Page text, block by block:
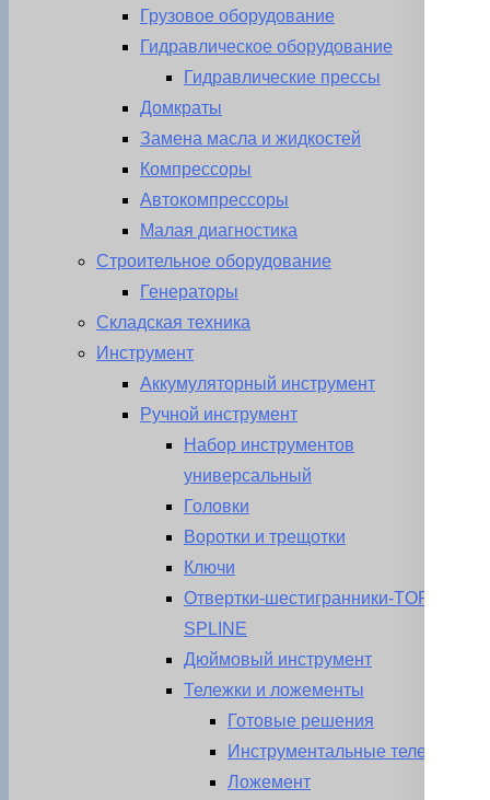
Грузовое оборудование
Гидравлическое оборудование
Гидравлические прессы
Домкраты
Замена масла и жидкостей
Компрессоры
Автокомпрессоры
Малая диагностика
Строительное оборудование
Генераторы
Складская техника
Инструмент
Аккумуляторный инструмент
Ручной инструмент
Набор инструментов
универсальный
Головки
Воротки и трещотки
Ключи
Отвертки-шестигранники-TORX-
SPLINE
Дюймовый инструмент
Тележки и ложементы
Готовые решения
Инструментальные тележки
Ложемент